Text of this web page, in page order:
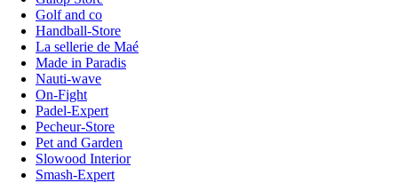
Golf and co
Handball-Store
La sellerie de Maé
Made in Paradis
Nauti-wave
On-Fight
Padel-Expert
Pecheur-Store
Pet and Garden
Slowood Interior
Smash-Expert